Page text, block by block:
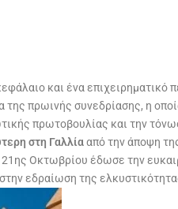
και ένα επιχειρηματικό
πρωινής συνεδρίασης, η
πρωτοβουλίας και την
στη Γαλλίααπό την άποψη
Οκτωβρίου έδωσε την
εδραίωση της